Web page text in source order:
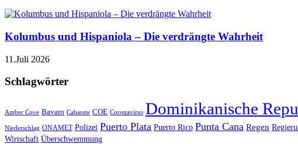
Kolumbus und Hispaniola – Die verdrängte Wahrheit
11.Juli 2026
Schlagwörter
Amber Cove Bavaro Cabarete COE Coronavirus Dominikanische
Niederschlag ONAMET Polizei Puerto Plata Puerto Rico Punta Cana Regen
Wirtschaft Überschwemmung